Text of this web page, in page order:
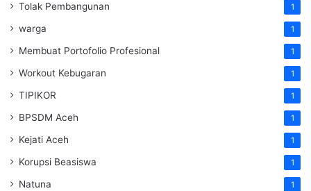
Tolak Pembangunan 1
warga 1
Membuat Portofolio Profesional 1
Workout Kebugaran 1
TIPIKOR 1
BPSDM Aceh 1
Kejati Aceh 1
Korupsi Beasiswa 1
Natuna 1